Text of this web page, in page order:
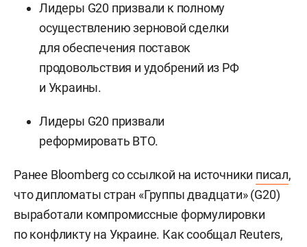
Лидеры G20 призвали к полному
осуществлению зерновой сделки
для обеспечения поставок
продовольствия и удобрений из РФ
и Украины.
Лидеры G20 призвали
реформировать ВТО.
Ранее Bloomberg со ссылкой на источники писал,
что дипломаты стран «Группы двадцати» (G20)
выработали компромиссные формулировки
по конфликту на Украине. Как сообщал Reuters,